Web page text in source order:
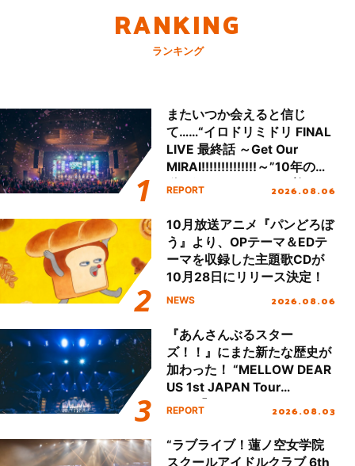
RANKING
ランキング
またいつか会えると信じ
て……“イロドリミドリ FINAL
LIVE 最終話 ～Get Our
MIRAI!!!!!!!!!!!!!!～”10年の活
動を経てファイナルを迎える
REPORT 2026.08.06
10月放送アニメ『パンどろぼ
う』より、OPテーマ＆EDテ
ーマを収録した主題歌CDが
10月28日にリリース決定！
NEWS 2026.08.06
『あんさんぶるスター
ズ！！』にまた新たな歴史が
加わった！ “MELLOW DEAR
US 1st JAPAN Tour
Final「NICE to meet YOU
ート!!
REPORT 2026.08.03
“ラブライブ！蓮ノ空女学院
スクールアイドルクラブ 6th